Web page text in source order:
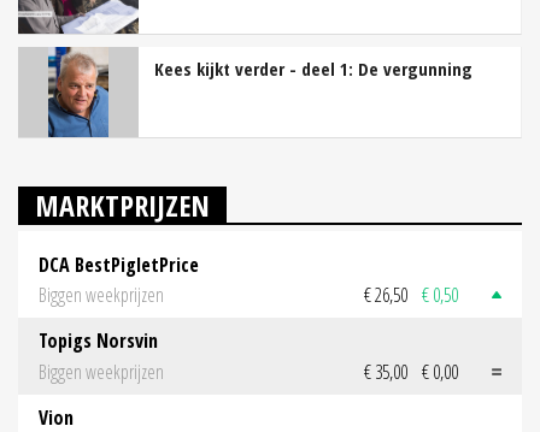
Kees kijkt verder - deel 1: De vergunning
MARKTPRIJZEN
DCA BestPigletPrice
Biggen weekprijzen
€ 26,50 € 0,50
Topigs Norsvin
Biggen weekprijzen
€ 35,00 € 0,00
Vion